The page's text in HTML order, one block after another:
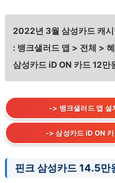
2022년 3월 삼성카드 캐
: 뱅크샐러드 앱 > 전체 >
삼성카드 iD ON 카드 12만
-> 뱅크샐러드 앱 설
-> 삼성카드 iD ON
핀크 삼성카드 14.5만